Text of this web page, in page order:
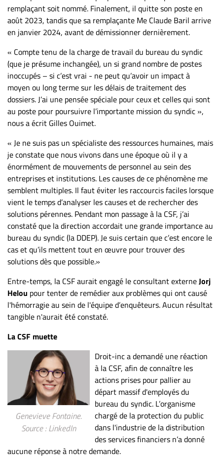
remplaçant soit nommé. Finalement, il quitte son poste en
août 2023, tandis que sa remplaçante Me Claude Baril arrive
en janvier 2024, avant de démissionner dernièrement.
« Compte tenu de la charge de travail du bureau du syndic
(que je présume inchangée), un si grand nombre de postes
inoccupés – si c’est vrai - ne peut qu’avoir un impact à
moyen ou long terme sur les délais de traitement des
dossiers. J’ai une pensée spéciale pour ceux et celles qui sont
au poste pour poursuivre l’importante mission du syndic »,
nous a écrit Gilles Ouimet.
« Je ne suis pas un spécialiste des ressources humaines, mais
je constate que nous vivons dans une époque où il y a
énormément de mouvements de personnel au sein des
entreprises et institutions. Les causes de ce phénomène me
semblent multiples. Il faut éviter les raccourcis faciles lorsque
vient le temps d’analyser les causes et de rechercher des
solutions pérennes. Pendant mon passage à la CSF, j’ai
constaté que la direction accordait une grande importance au
bureau du syndic (la DDEP). Je suis certain que c’est encore le
cas et qu’ils mettent tout en œuvre pour trouver des
solutions dès que possible.»
Entre-temps, la CSF aurait engagé le consultant externeJorj
Helou pour tenter de remédier aux problèmes qui ont causé
l'hémorragie au sein de l'équipe d’enquêteurs. Aucun résultat
tangible n'aurait été constaté.
La CSF muette
Genevieve Fontaine.
Source : LinkedIn
Droit-inc a demandé une réaction
à la CSF, afin de connaître les
actions prises pour pallier au
départ massif d'employés du
bureau du syndic. L’organisme
chargé de la protection du public
dans l'industrie de la distribution
des services financiers n’a donné
aucune réponse à notre demande.